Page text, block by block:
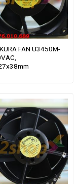
FAN U3450M-